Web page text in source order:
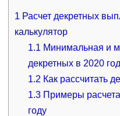
1 Расчет декретных
калькулятор
1.1 Минимальная и
декретных в 2020
1.2 Как рассчитать
1.3 Примеры
году